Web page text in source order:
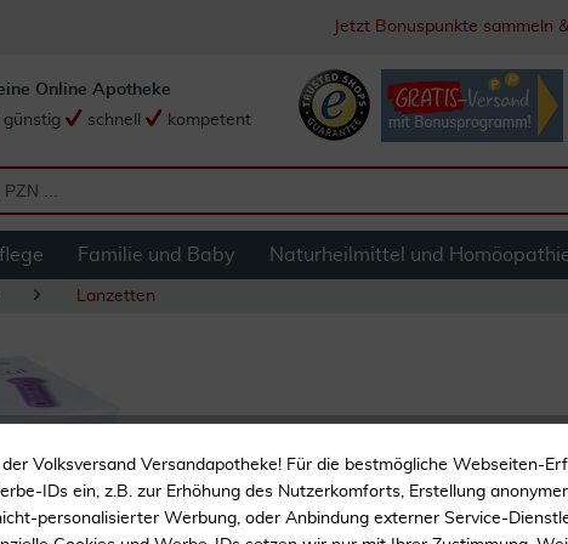
Jetzt Bonuspunkte sammeln
Online Apotheke
günstig
schnell kompetent
Familie und Baby Naturheilmittel und
Lanzetten
Beurer Lanzetten
Stk
Volksversand Versandapotheke! Für die bestmögliche Webseiten-
IDs ein, z.B. zur Erhöhung des Nutzerkomforts, Erstellung
personalisierter Werbung, oder Anbindung externer Service-